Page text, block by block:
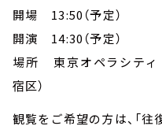
開場 13:50（予定）
開演 14:30（予定）
場所 東京オペラシティ
宿区）
観覧をご希望の方は、「往